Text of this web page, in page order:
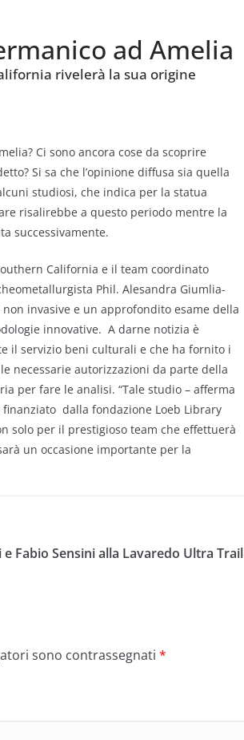
ad Amelia
rivelerà la sua origine
Ci sono ancora cose da scoprire
Si sa che l’opinione diffusa sia quella
studiosi, che indica per la statua
risalirebbe a questo periodo mentre la
successivamente.
California e il team coordinato
Phil. Alesandra Giumlia-
invasive e un approfondito esame della
innovative. A darne notizia è
il servizio beni culturali e che ha fornito i
necessarie autorizzazioni da parte della
per fare le analisi. “Tale studio – afferma
finanziato dalla fondazione Loeb Library
solo per il prestigioso team che effettuerà
un occasione importante per la
Fabio Sensini alla Lavaredo Ultra Trail
sono contrassegnati *